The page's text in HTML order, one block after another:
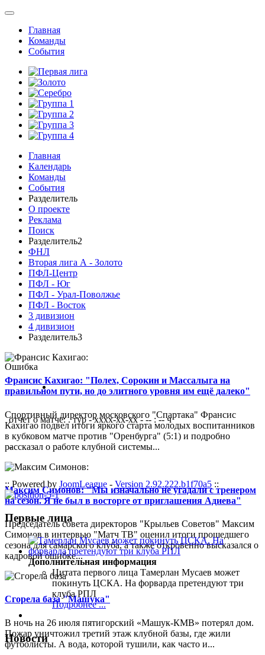
Главная
Команды
События
Главная
Календарь
Команды
События
Разделитель
О проекте
Реклама
Поиск
Разделитель2
ФНЛ
Вторая лига А - Золото
ПФЛ-Центр
ПФЛ - Юг
ПФЛ - Урал-Поволжье
ПФЛ - Восток
3 дивизион
4 дивизион
Разделитель3
Франсис Кахигао: "Полех, Сорокин и Массалыга на
правильном пути, но до элитного уровня им ещё далеко"
Спортивный директор московского "Спартака" Франсис
Кахигао подвел итоги яркого старта молодых воспитанников
в кубковом матче против "Оренбурга" (5:1) и подробно
рассказал о работе клубной системы...
Максим Симонов: "Мы изначально не угадали с тренером
на сезон. Я не был в восторге от приглашения Адиева"
Председатель совета директоров "Крыльев Советов" Максим
Симонов в интервью "Матч ТВ" оценил итоги прошедшего
сезона для самарского клуба, а также откровенно высказался о
кадровой ошибке...
Сгорела база "Машука"
В ночь на 26 июля пятигорский «Машук-КМВ» потерял дом.
Пожар уничтожил третий этаж клубной базы, где жили
футболисты. А вода, которой тушили, как часто и...
Ошибка
отчет о матче: . тур - xxxx-xx-xx - -- : -- ч
-
:: Powered by JoomLeague - Version 2.92.222.b1f70a5 ::
Первые лица
Дополнительная информация
Цитата первого лица Тамерлан Мусаев может
покинуть ЦСКА. На форварда претендуют три
клуба РПЛ
Подробнее ...
Новости